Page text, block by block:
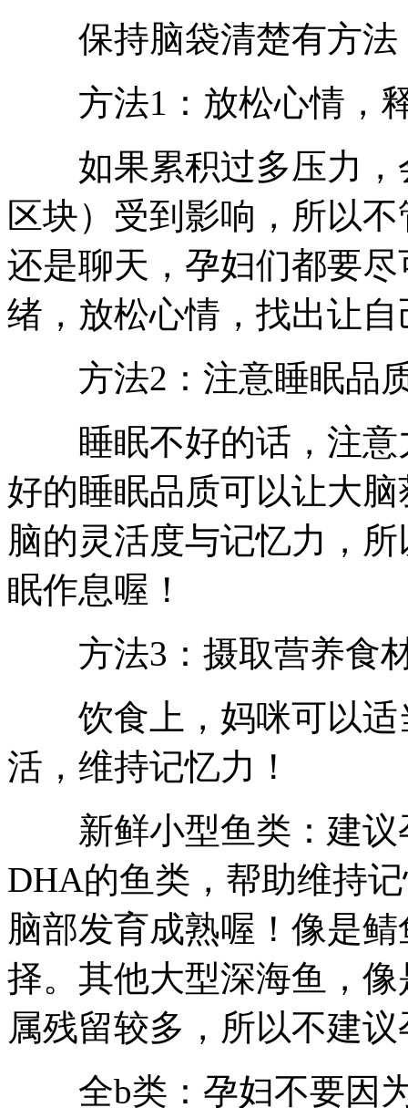
保持脑袋清楚有方法
方法1：放松心情，
如果累积过多压力，
区块）受到影响，所以
还是聊天，孕妇们都要
绪，放松心情，找出让
方法2：注意睡眠品
睡眠不好的话，注意
好的睡眠品质可以让大
脑的灵活度与记忆力，
眠作息喔！
方法3：摄取营养食
饮食上，妈咪可以适
活，维持记忆力！
新鲜小型鱼类：建议
DHA的鱼类，帮助维持
脑部发育成熟喔！像是
择。其他大型深海鱼，
属残留较多，所以不建
全b类：孕妇不要因为